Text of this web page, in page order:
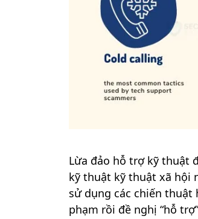
Lừa đảo hỗ trợ kỹ thuật
kỹ thuật kỹ thuật xã hội
sử dụng các chiến thuật
phạm rồi đề nghị “hỗ